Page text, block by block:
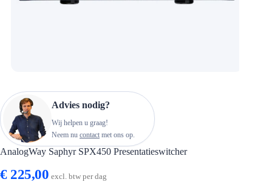
Advies nodig?
Wij helpen u graag!
Neem nu contact met ons op.
AnalogWay Saphyr SPX450 Presentatieswitcher
€225,00 excl. btw per dag